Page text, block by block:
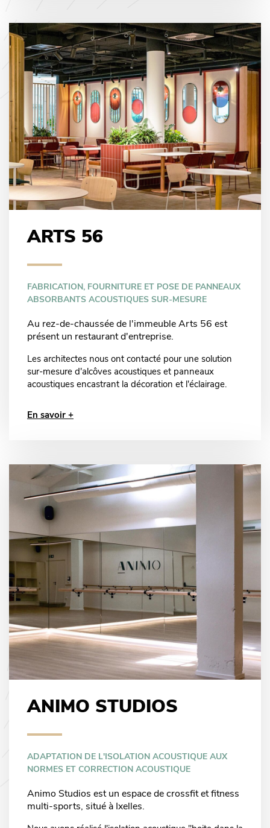
ARTS 56
FABRICATION, FOURNITURE ET POSE DE PANNEAUX
ABSORBANTS ACOUSTIQUES SUR-MESURE
Au rez-de-chaussée de l'immeuble Arts 56 est
présent un restaurant d'entreprise.
Les architectes nous ont contacté pour une solution
sur-mesure d'alcôves acoustiques et panneaux
acoustiques encastrant la décoration et l'éclairage.
En savoir +
ANIMO STUDIOS
ADAPTATION DE L'ISOLATION ACOUSTIQUE AUX
NORMES ET CORRECTION ACOUSTIQUE
Animo Studios est un espace de crossfit et fitness
multi-sports, situé à Ixelles.